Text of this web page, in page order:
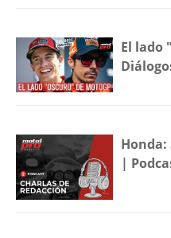
El lado
Honda:
|